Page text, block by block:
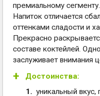
премиальному сегменту.
Напиток отличается
оттенками сладости и
Прекрасно
составе коктейлей.
заслуживает внимания
Достоинства:
уникальный